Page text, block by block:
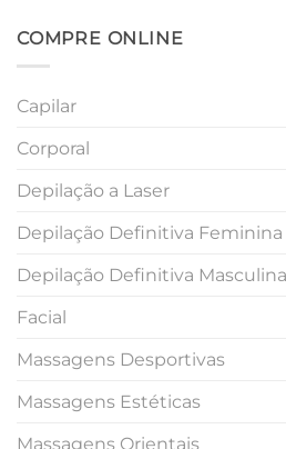
COMPRE ONLINE
Capilar
Corporal
Depilação a Laser
Depilação Definitiva Feminina
Depilação Definitiva Masculina
Facial
Massagens Desportivas
Massagens Estéticas
Massagens Orientais